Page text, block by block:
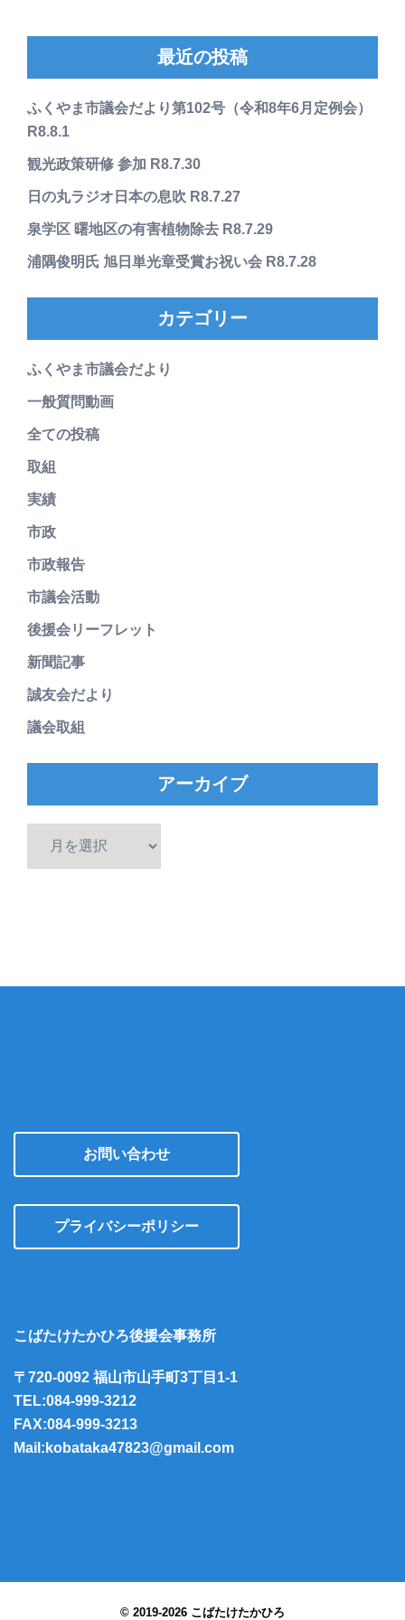
最近の投稿
ふくやま市議会だより第102号（令和8年6月定例会）
R8.8.1
観光政策研修 参加 R8.7.30
日の丸ラジオ日本の息吹 R8.7.27
泉学区 曙地区の有害植物除去 R8.7.29
浦隅俊明氏 旭日単光章受賞お祝い会 R8.7.28
カテゴリー
ふくやま市議会だより
一般質問動画
全ての投稿
取組
実績
市政
市政報告
市議会活動
後援会リーフレット
新聞記事
誠友会だより
議会取組
アーカイブ
お問い合わせ
プライバシーポリシー
こばたけたかひろ後援会事務所
〒720-0092 福山市山手町3丁目1-1
TEL:084-999-3212
FAX:084-999-3213
Mail:kobataka47823@gmail.com
© 2019-2026 こばたけたかひろ